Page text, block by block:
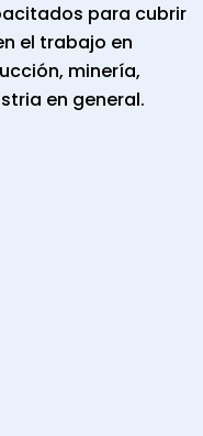
para cubrir
el trabajo en
minería,
en general.